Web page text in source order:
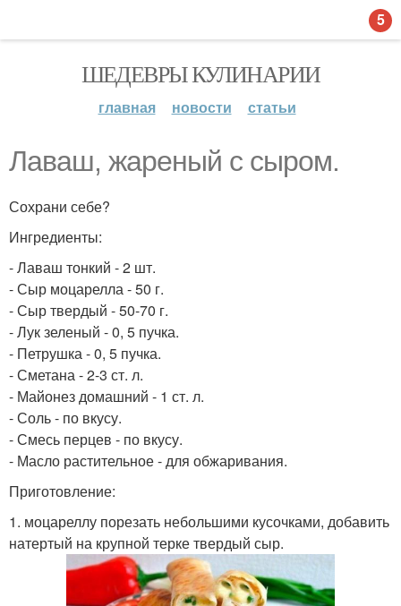
ШЕДЕВРЫ КУЛИНАРИИ
главная новости статьи
Лаваш, жареный с сыром.
Сохрани себе?
Ингредиенты:
- Лаваш тонкий - 2 шт.
- Сыр моцарелла - 50 г.
- Сыр твердый - 50-70 г.
- Лук зеленый - 0, 5 пучка.
- Петрушка - 0, 5 пучка.
- Сметана - 2-3 ст. л.
- Майонез домашний - 1 ст. л.
- Соль - по вкусу.
- Смесь перцев - по вкусу.
- Масло растительное - для обжаривания.
Приготовление:
1. моцареллу порезать небольшими кусочками, добавить
натертый на крупной терке твердый сыр.
5